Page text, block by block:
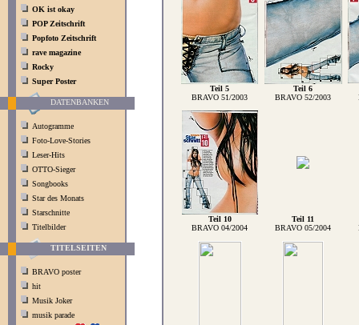
OK ist okay
POP Zeitschrift
Popfoto Zeitschrift
rave magazine
Rocky
Super Poster
DATENBANKEN
Autogramme
Foto-Love-Stories
Leser-Hits
OTTO-Sieger
Songbooks
Star des Monats
Starschnitte
Titelbilder
TITELSEITEN
BRAVO poster
hit
Musik Joker
musik parade
Teil 5
Teil 6
BRAVO 51/2003
BRAVO 52/2003
Teil 10
Teil 11
BRAVO 04/2004
BRAVO 05/2004